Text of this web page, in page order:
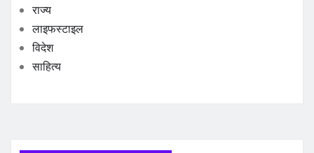
राज्य
लाइफस्टाइल
विदेश
साहित्य